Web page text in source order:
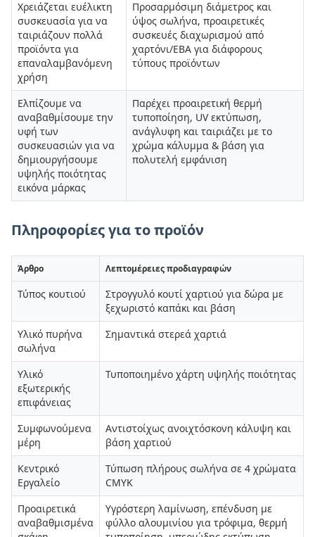
Χρειάζεται ευέλικτη
συσκευασία για να
ταιριάζουν πολλά
προϊόντα για
επαναλαμβανόμενη
χρήση
Προσαρμόσιμη διάμετρος και
ύψος σωλήνα, προαιρετικές
συσκευές διαχωρισμού από
χαρτόνι/ΕΒΑ για διάφορους
τύπους προϊόντων
Ελπίζουμε να
αναβαθμίσουμε την
υφή των
συσκευασιών για να
δημιουργήσουμε
υψηλής ποιότητας
εικόνα μάρκας
Παρέχει προαιρετική θερμή
τυποποίηση, UV εκτύπωση,
ανάγλυφη και ταιριάζει με το
χρώμα κάλυμμα & βάση για
πολυτελή εμφάνιση
Πληροφορίες για το προϊόν
Άρθρο Λεπτομέρειες προδιαγραφών
Τύπος κουτιού
Στρογγυλό κουτί χαρτιού για δώρα με
ξεχωριστό καπάκι και βάση
Υλικό πυρήνα
σωλήνα
Σημαντικά στερεά χαρτιά
Υλικό
εξωτερικής
επιφάνειας
Τυποποιημένο χάρτη υψηλής ποιότητας
Συμφωνούμενα
μέρη
Αντιστοίχως ανοιχτόσκονη κάλυψη και
βάση χαρτιού
Κεντρικό
Εργαλείο
Τύπωση πλήρους σωλήνα σε 4 χρώματα
CMYK
Προαιρετικά
αναβαθμισμένα
Υγρόστερη λαμίνωση, επένδυση με
φύλλο αλουμινίου για τρόφιμα, θερμή